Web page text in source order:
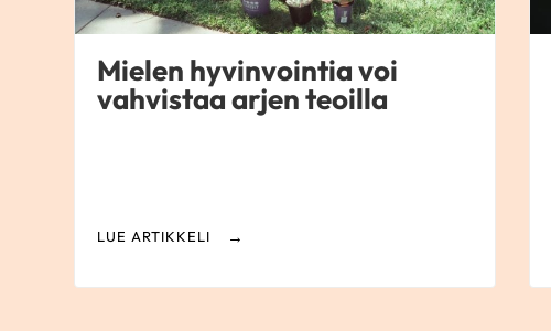
Mielen hyvinvointia voi
vahvistaa arjen teoilla
LUE ARTIKKELI